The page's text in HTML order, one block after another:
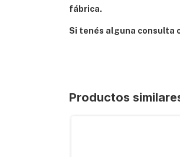
fábrica.
Si tenés alguna consulta
Productos